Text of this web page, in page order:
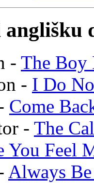
- The Boy
- I Do
Come
- The
You Feel
Always